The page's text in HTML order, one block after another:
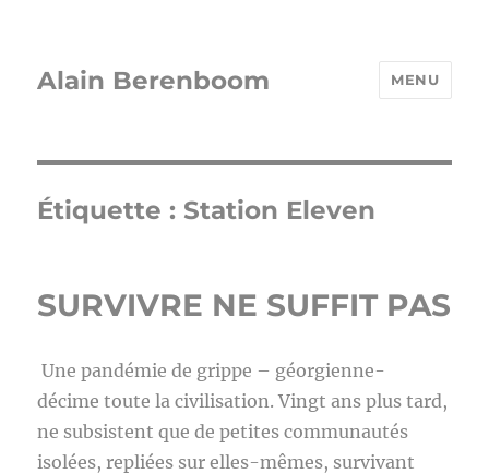
Alain Berenboom MENU
Étiquette : Station Eleven
SURVIVRE NE SUFFIT PAS
Une pandémie de grippe – géorgienne-
décime toute la civilisation. Vingt ans plus tard,
ne subsistent que de petites communautés
isolées, repliées sur elles-mêmes, survivant